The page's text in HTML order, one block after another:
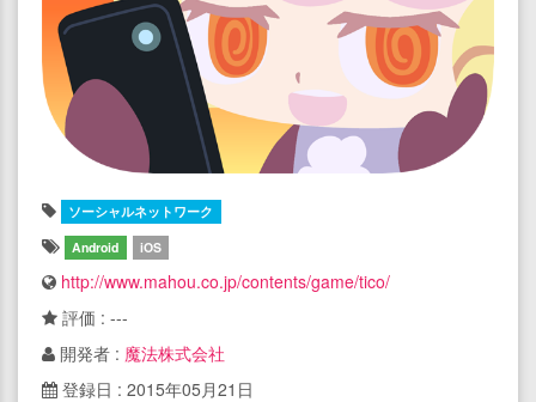
ソーシャルネットワーク
Android
iOS
http://www.mahou.co.jp/contents/game/tico/
評価 : ---
開発者 : 魔法株式会社
登録日 : 2015年05月21日